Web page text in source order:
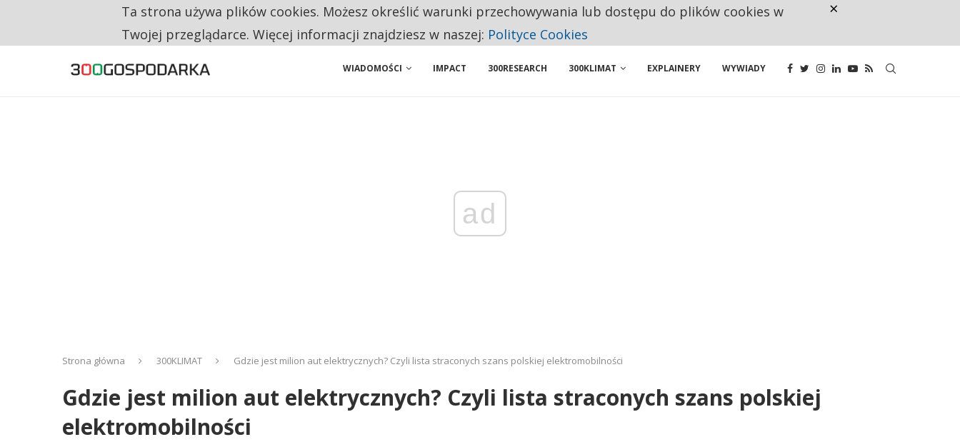
RESTRYKCJE CHIN UDERZAJĄ W EUROPEJSKI PRZEMYSŁ. NA LIŚCIE SĄ DWA PODMIOTY Z POLSKI
WIADOMOŚCI IMPACT 300RESEARCH 300KLIMAT EXPLAINERY WYWIADY
ad
Strona główna 300KLIMAT Gdzie jest milion aut elektrycznych? Czyli lista straconych szans polskiej elektromobilności
Gdzie jest milion aut elektrycznych? Czyli lista straconych szans polskiej
elektromobilności
Ta strona używa plików cookies. Możesz określić warunki przechowywania lub dostępu do plików cookies w
Twojej przeglądarce. Więcej informacji znajdziesz w naszej: Polityce Cookies
×